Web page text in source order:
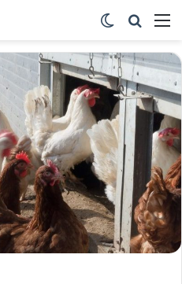
Switch skin